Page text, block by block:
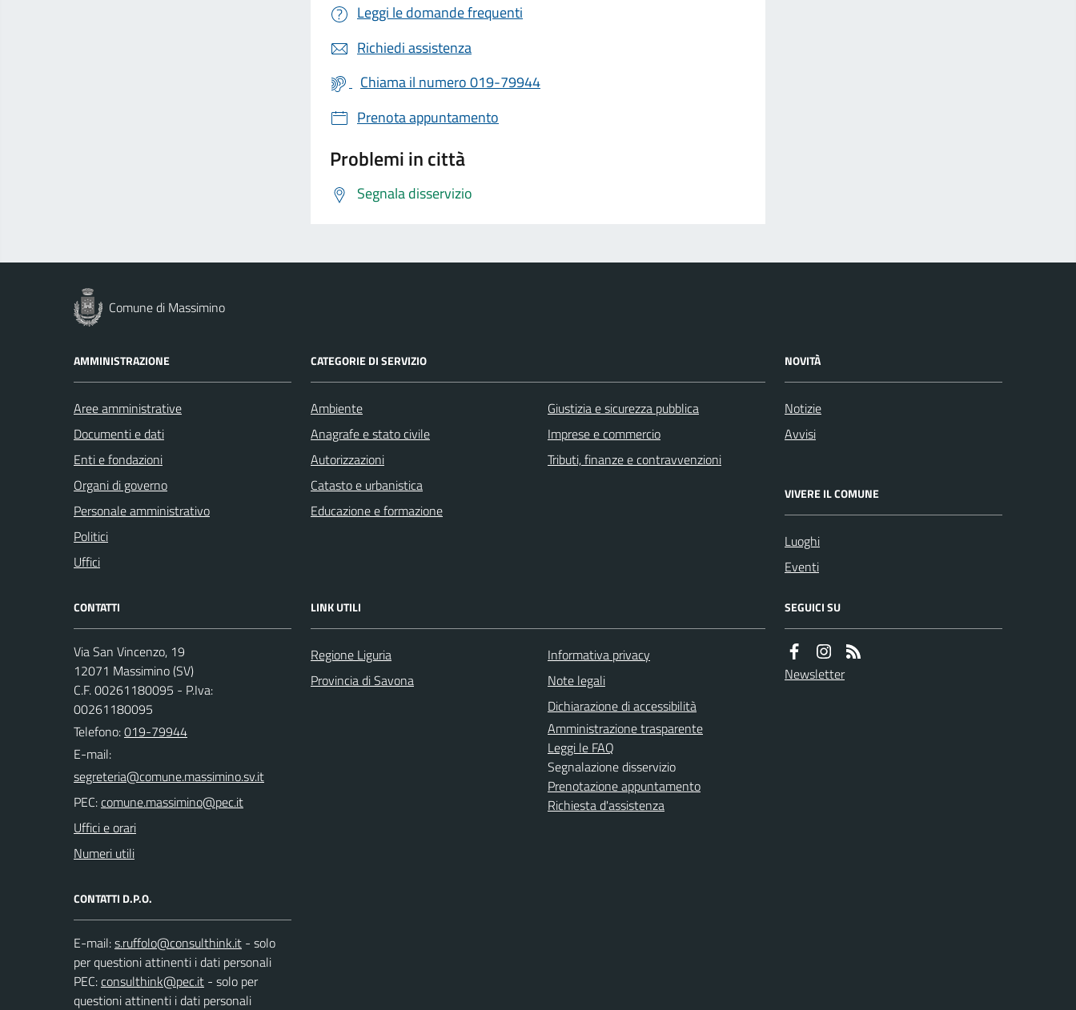
Leggi le domande frequenti
Richiedi assistenza
Chiama il numero 019-79944
Prenota appuntamento
Problemi in città
Segnala disservizio
Comune di Massimino
AMMINISTRAZIONE
Aree amministrative
Documenti e dati
Enti e fondazioni
Organi di governo
Personale amministrativo
Politici
Uffici
CATEGORIE DI SERVIZIO
Ambiente
Anagrafe e stato civile
Autorizzazioni
Catasto e urbanistica
Educazione e formazione
Giustizia e sicurezza pubblica
Imprese e commercio
Tributi, finanze e contravvenzioni
NOVITÀ
Notizie
Avvisi
VIVERE IL COMUNE
Luoghi
Eventi
CONTATTI
Via San Vincenzo, 19
12071 Massimino (SV)
C.F. 00261180095 - P.Iva:
00261180095
Telefono:019-79944
E-mail:
PEC:
Uffici e orari
Numeri utili
CONTATTI D.P.O.
E-mail:
- solo
per questioni attinenti i dati personali
PEC:
- solo per
questioni attinenti i dati personali
LINK UTILI
Regione Liguria
Provincia di Savona
Informativa privacy
Note legali
Dichiarazione di accessibilità
Amministrazione trasparente
Leggi le FAQ
Segnalazione disservizio
Prenotazione appuntamento
Richiesta d'assistenza
SEGUICI SU
Newsletter